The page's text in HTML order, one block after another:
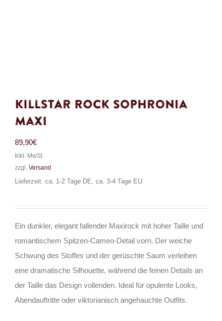
Killstar Rock Sophronia
Maxi
89,90€
Inkl. MwSt.
zzgl. Versand
Lieferzeit: ca. 1-2 Tage DE, ca. 3-4 Tage EU
Ein dunkler, elegant fallender Maxirock mit hoher Taille und
romantischem Spitzen-Cameo-Detail vorn. Der weiche
Schwung des Stoffes und der gerüschte Saum verleihen
eine dramatische Silhouette, während die feinen Details an
der Taille das Design vollenden. Ideal für opulente Looks,
Abendauftritte oder viktorianisch angehauchte Outfits.